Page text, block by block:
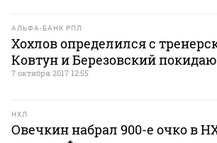
АЛЬФА-БАНК РПЛ
Хохлов определился с
Ковтун и Березовский
7 октября 2017 12:55
НХЛ
Овечкин набрал 900-е очко в